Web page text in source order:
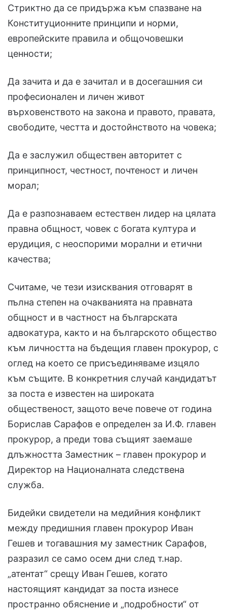
Стриктно да се придържа към спазване на
Конституционните принципи и норми,
европейските правила и общочовешки
ценности;
Да зачита и да е зачитал и в досегашния си
професионален и личен живот
върховенството на закона и правото, правата,
свободите, честта и достойнството на човека;
Да е заслужил обществен авторитет с
принципност, честност, почтеност и личен
морал;
Да е разпознаваем естествен лидер на цялата
правна общност, човек с богата култура и
ерудиция, с неоспорими морални и етични
качества;
Считаме, че тези изисквания отговарят в
пълна степен на очакванията на правната
общност и в частност на българската
адвокатура, както и на българското общество
към личността на бъдещия главен прокурор, с
оглед на което се присъединяваме изцяло
към същите. В конкретния случай кандидатът
за поста е известен на широката
общественост, защото вече повече от година
Борислав Сарафов е определен за И.Ф. главен
прокурор, а преди това същият заемаше
длъжността Заместник – главен прокурор и
Директор на Националната следствена
служба.
Бидейки свидетели на медийния конфликт
между предишния главен прокурор Иван
Гешев и тогавашния му заместник Сарафов,
разразил се само осем дни след т.нар.
„атентат“ срещу Иван Гешев, когато
настоящият кандидат за поста изнесе
пространно обяснение и „подробности“ от